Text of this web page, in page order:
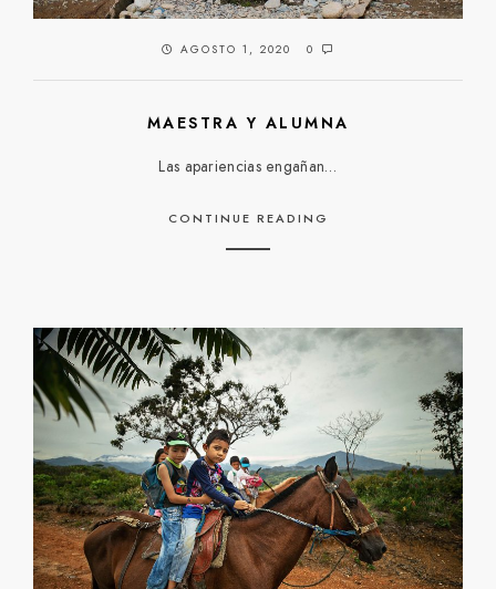
AGOSTO 1, 2020 0
MAESTRA Y ALUMNA
Las apariencias engañan…
CONTINUE READING